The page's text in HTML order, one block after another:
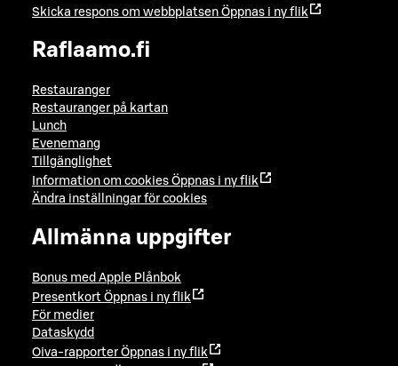
Skicka respons om webbplatsen Öppnas i ny flik
Raflaamo.fi
Restauranger
Restauranger på kartan
Lunch
Evenemang
Tillgänglighet
Information om cookies Öppnas i ny flik
Ändra inställningar för cookies
Allmänna uppgifter
Bonus med Apple Plånbok
Presentkort Öppnas i ny flik
För medier
Dataskydd
Oiva-rapporter Öppnas i ny flik